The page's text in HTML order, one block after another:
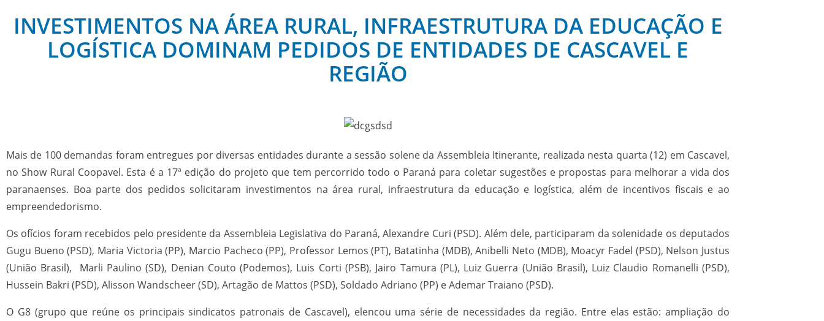
INVESTIMENTOS NA ÁREA RURAL, INFRAESTRUTURA DA EDUCAÇÃO E
LOGÍSTICA DOMINAM PEDIDOS DE ENTIDADES DE CASCAVEL E
REGIÃO
Mais de 100 demandas foram entregues por diversas entidades durante a sessão solene da Assembleia Itinerante, realizada nesta quarta (12) em Cascavel,
no Show Rural Coopavel. Esta é a 17ª edição do projeto que tem percorrido todo o Paraná para coletar sugestões e propostas para melhorar a vida dos
paranaenses. Boa parte dos pedidos solicitaram investimentos na área rural, infraestrutura da educação e logística, além de incentivos fiscais e ao
empreendedorismo.
Os ofícios foram recebidos pelo presidente da Assembleia Legislativa do Paraná, Alexandre Curi (PSD). Além dele, participaram da solenidade os deputados
Gugu Bueno (PSD), Maria Victoria (PP), Marcio Pacheco (PP), Professor Lemos (PT), Batatinha (MDB), Anibelli Neto (MDB), Moacyr Fadel (PSD), Nelson Justus
(União Brasil), Marli Paulino (SD), Denian Couto (Podemos), Luis Corti (PSB), Jairo Tamura (PL), Luiz Guerra (União Brasil), Luiz Claudio Romanelli (PSD),
Hussein Bakri (PSD), Alisson Wandscheer (SD), Artagão de Mattos (PSD), Soldado Adriano (PP) e Ademar Traiano (PSD).
O G8 (grupo que reúne os principais sindicatos patronais de Cascavel), elencou uma série de necessidades da região. Entre elas estão: ampliação do